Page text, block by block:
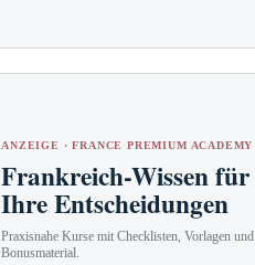
ANZEIGE · FRANCE PREMIUM ACADEMY
Frankreich-Wissen für
Ihre Entscheidungen
Praxisnahe Kurse mit Checklisten, Vorlagen und
Bonusmaterial.